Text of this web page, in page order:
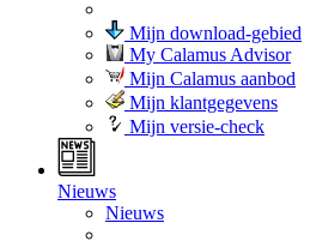
Mijn download-gebied
My Calamus Advisor
Mijn Calamus aanbod
Mijn klantgegevens
Mijn versie-check
Nieuws
Nieuws